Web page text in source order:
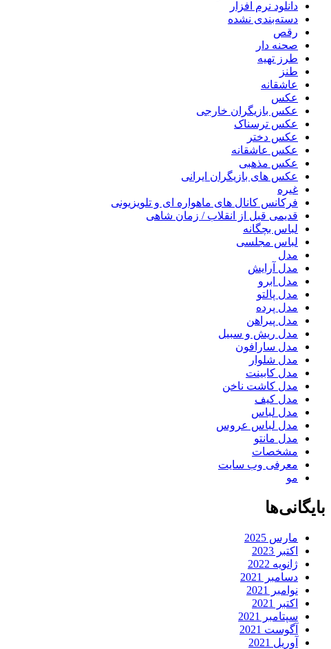
دانلود نرم افزار
دسته‌بندی نشده
رقص
صحنه دار
طرز تهیه
طنز
عاشقانه
عکس
عکس بازیگران خارجی
عکس ترسناک
عکس دختر
عکس عاشقانه
عکس مذهبی
عکس های بازیگران ایرانی
غیره
فرکانس کانال های ماهواره ای و تلویزیونی
قدیمی قبل از انقلاب / زمان شاهی
لباس بچگانه
لباس مجلسی
مدل
مدل آرایش
مدل ابرو
مدل پالتو
مدل پرده
مدل پیراهن
مدل ریش و سبیل
مدل سارافون
مدل شلوار
مدل کابینت
مدل کاشت ناخن
مدل کیف
مدل لباس
مدل لباس عروس
مدل مانتو
مشخصات
معرفی وب سایت
مو
بایگانی‌ها
مارس 2025
اکتبر 2023
ژانویه 2022
دسامبر 2021
نوامبر 2021
اکتبر 2021
سپتامبر 2021
آگوست 2021
آوریل 2021